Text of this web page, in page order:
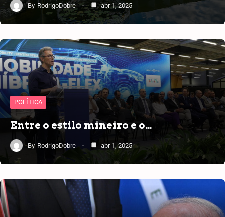
By RodrigoDobre abr 1, 2025
POLÍTICA
Entre o estilo mineiro e o…
By RodrigoDobre abr 1, 2025